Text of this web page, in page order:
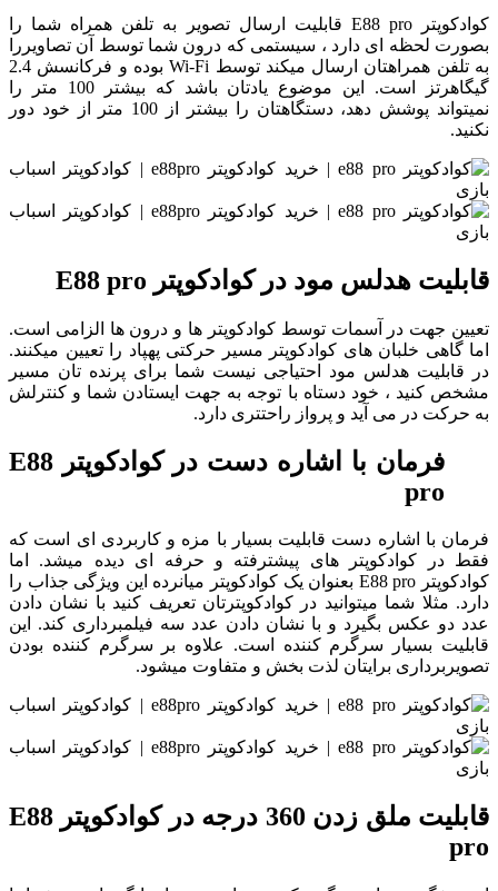
کوادکوپتر E88 pro قابلیت ارسال تصویر به تلفن همراه شما را
بصورت لحظه ای دارد ، سیستمی که درون شما توسط آن تصاویررا
به تلفن همراهتان ارسال میکند توسط Wi-Fi بوده و فرکانسش 2.4
گیگاهرتز است. این موضوع یادتان باشد که بیشتر 100 متر را
نمیتواند پوشش دهد، دستگاهتان را بیشتر از 100 متر از خود دور
نکنید.
قابلیت هدلس مود در کوادکوپتر E88 pro
تعیین جهت در آسمات توسط کوادکوپتر ها و درون ها الزامی است.
اما گاهی خلبان های کوادکوپتر مسیر حرکتی پهپاد را تعیین میکنند.
در قابلیت هدلس مود احتیاجی نیست شما برای پرنده تان مسیر
مشخص کنید ، خود دستاه با توجه به جهت ایستادن شما و کنترلش
به حرکت در می آید و پرواز راحتتری دارد.
فرمان با اشاره دست در کوادکوپتر E88
pro
فرمان با اشاره دست قابلیت بسیار با مزه و کاربردی ای است که
فقط در کوادکوپتر های پیشترفته و حرفه ای دیده میشد. اما
کوادکوپتر E88 pro بعنوان یک کوادکوپتر میانرده این ویژگی جذاب را
دارد. مثلا شما میتوانید در کوادکوپترتان تعریف کنید با نشان دادن
عدد دو عکس بگیرد و با نشان دادن عدد سه فیلمبرداری کند. این
قابلیت بسیار سرگرم کننده است. علاوه بر سرگرم کننده بودن
تصویربرداری برایتان لذت بخش و متفاوت میشود.
قابلیت ملق زدن 360 درجه در کوادکوپتر E88
pro